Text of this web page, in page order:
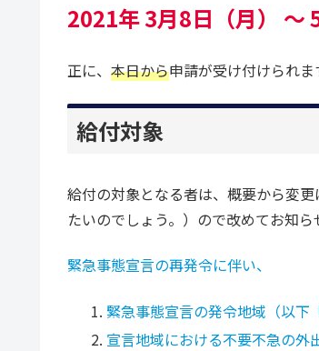
2021年 3月8日（月） ～
正に、 本日から申請が受け付けられま
給付対象
給付の対象となる者は、概要から変
たいのでしょう。）ので改めてお知
緊急事態宣言の再発令に伴い、
緊急事態宣言の発令地域（以下
宣言地域における不要不急の外